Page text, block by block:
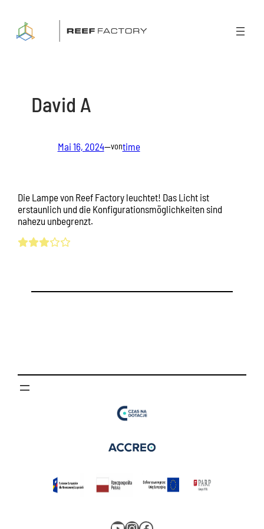
Inhalt
springen
David A
Mai 16, 2024—vontime
Die Lampe von Reef Factory leuchtet! Das Licht ist
erstaunlich und die Konfigurationsmöglichkeiten sind
nahezu unbegrenzt.